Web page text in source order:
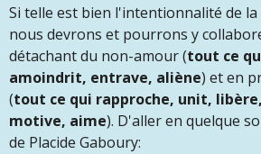
Si telle est bien l'intentionnalité de
nous devrons et pourrons y
détachant du non-amour (tout ce
amoindrit, entrave, aliène) et en
(tout ce qui rapproche, unit,
motive, aime). D'aller en quelque
de Placide Gaboury: